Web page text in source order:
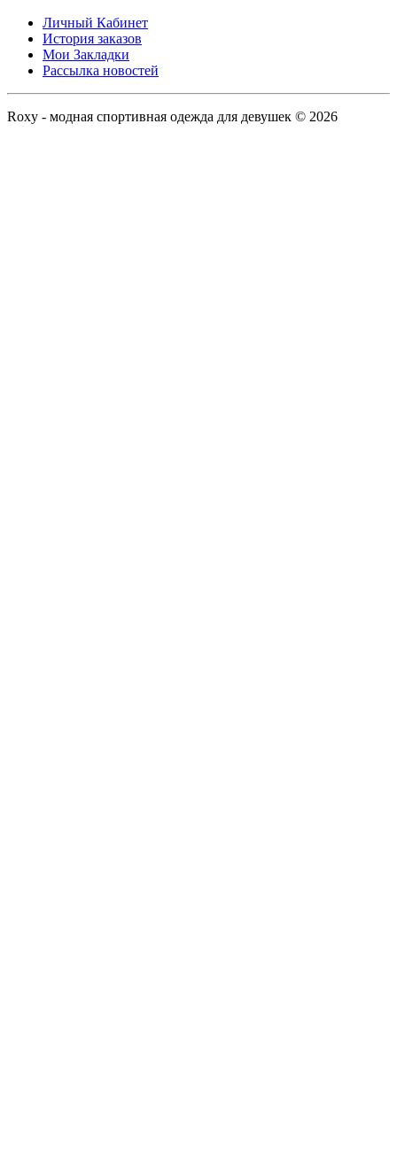
Личный Кабинет
История заказов
Мои Закладки
Рассылка новостей
Roxy - модная спортивная одежда для девушек © 2026